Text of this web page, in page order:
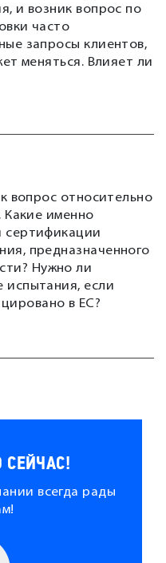
и возник вопрос по
часто
запросы клиентов,
меняться. Влияет ли
вопрос относительно
Какие именно
сертификации
предназначенного
Нужно ли
испытания, если
в ЕС?
СЕЙЧАС!
всегда рады